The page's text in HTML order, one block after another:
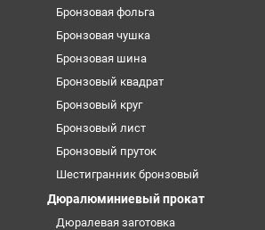
Бронзовая фольга
Бронзовая чушка
Бронзовая шина
Бронзовый квадрат
Бронзовый круг
Бронзовый лист
Бронзовый пруток
Шестигранник бронзовый
Дюралюминиевый прокат
Дюралевая заготовка